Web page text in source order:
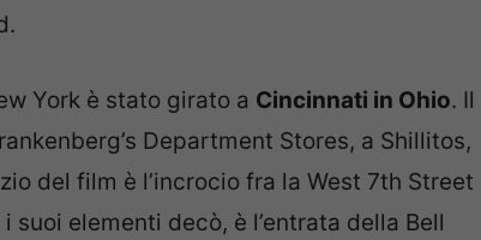
York è stato girato a Cincinnati in Ohio. Il
Department Stores, a Shillitos,
del film è l’incrocio fra la West 7th Street
suoi elementi decò, è l’entrata della Bell